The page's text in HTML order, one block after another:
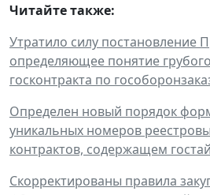
Читайте также:
Утратило силу постановление
определяющее понятие
госконтракта по
Определен новый порядок
уникальных номеров
контрактов, содержащем
Скорректированы правила